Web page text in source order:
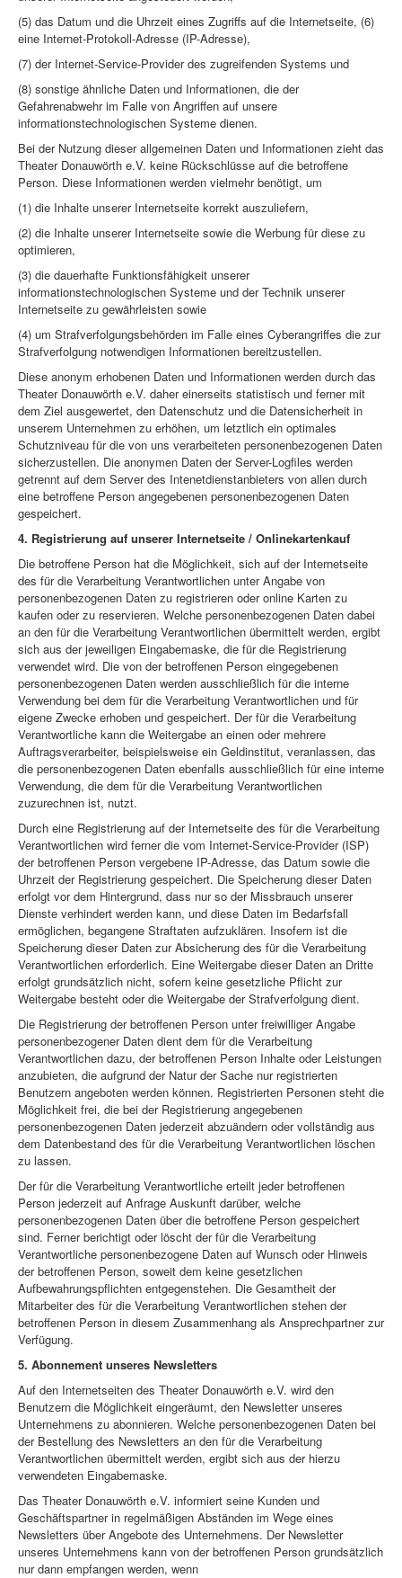
(5) das Datum und die Uhrzeit eines Zugriffs auf die Internetseite, (6)
eine Internet-Protokoll-Adresse (IP-Adresse),
(7) der Internet-Service-Provider des zugreifenden Systems und
(8) sonstige ähnliche Daten und Informationen, die der
Gefahrenabwehr im Falle von Angriffen auf unsere
informationstechnologischen Systeme dienen.
Bei der Nutzung dieser allgemeinen Daten und Informationen zieht das
Theater Donauwörth e.V. keine Rückschlüsse auf die betroffene
Person. Diese Informationen werden vielmehr benötigt, um
(1) die Inhalte unserer Internetseite korrekt auszuliefern,
(2) die Inhalte unserer Internetseite sowie die Werbung für diese zu
optimieren,
(3) die dauerhafte Funktionsfähigkeit unserer
informationstechnologischen Systeme und der Technik unserer
Internetseite zu gewährleisten sowie
(4) um Strafverfolgungsbehörden im Falle eines Cyberangriffes die zur
Strafverfolgung notwendigen Informationen bereitzustellen.
Diese anonym erhobenen Daten und Informationen werden durch das
Theater Donauwörth e.V. daher einerseits statistisch und ferner mit
dem Ziel ausgewertet, den Datenschutz und die Datensicherheit in
unserem Unternehmen zu erhöhen, um letztlich ein optimales
Schutzniveau für die von uns verarbeiteten personenbezogenen Daten
sicherzustellen. Die anonymen Daten der Server-Logfiles werden
getrennt auf dem Server des Intenetdienstanbieters von allen durch
eine betroffene Person angegebenen personenbezogenen Daten
gespeichert.
4. Registrierung auf unserer Internetseite / Onlinekartenkauf
Die betroffene Person hat die Möglichkeit, sich auf der Internetseite
des für die Verarbeitung Verantwortlichen unter Angabe von
personenbezogenen Daten zu registrieren oder online Karten zu
kaufen oder zu reservieren. Welche personenbezogenen Daten dabei
an den für die Verarbeitung Verantwortlichen übermittelt werden, ergibt
sich aus der jeweiligen Eingabemaske, die für die Registrierung
verwendet wird. Die von der betroffenen Person eingegebenen
personenbezogenen Daten werden ausschließlich für die interne
Verwendung bei dem für die Verarbeitung Verantwortlichen und für
eigene Zwecke erhoben und gespeichert. Der für die Verarbeitung
Verantwortliche kann die Weitergabe an einen oder mehrere
Auftragsverarbeiter, beispielsweise ein Geldinstitut, veranlassen, das
die personenbezogenen Daten ebenfalls ausschließlich für eine interne
Verwendung, die dem für die Verarbeitung Verantwortlichen
zuzurechnen ist, nutzt.
Durch eine Registrierung auf der Internetseite des für die Verarbeitung
Verantwortlichen wird ferner die vom Internet-Service-Provider (ISP)
der betroffenen Person vergebene IP-Adresse, das Datum sowie die
Uhrzeit der Registrierung gespeichert. Die Speicherung dieser Daten
erfolgt vor dem Hintergrund, dass nur so der Missbrauch unserer
Dienste verhindert werden kann, und diese Daten im Bedarfsfall
ermöglichen, begangene Straftaten aufzuklären. Insofern ist die
Speicherung dieser Daten zur Absicherung des für die Verarbeitung
Verantwortlichen erforderlich. Eine Weitergabe dieser Daten an Dritte
erfolgt grundsätzlich nicht, sofern keine gesetzliche Pflicht zur
Weitergabe besteht oder die Weitergabe der Strafverfolgung dient.
Die Registrierung der betroffenen Person unter freiwilliger Angabe
personenbezogener Daten dient dem für die Verarbeitung
Verantwortlichen dazu, der betroffenen Person Inhalte oder Leistungen
anzubieten, die aufgrund der Natur der Sache nur registrierten
Benutzern angeboten werden können. Registrierten Personen steht die
Möglichkeit frei, die bei der Registrierung angegebenen
personenbezogenen Daten jederzeit abzuändern oder vollständig aus
dem Datenbestand des für die Verarbeitung Verantwortlichen löschen
zu lassen.
Der für die Verarbeitung Verantwortliche erteilt jeder betroffenen
Person jederzeit auf Anfrage Auskunft darüber, welche
personenbezogenen Daten über die betroffene Person gespeichert
sind. Ferner berichtigt oder löscht der für die Verarbeitung
Verantwortliche personenbezogene Daten auf Wunsch oder Hinweis
der betroffenen Person, soweit dem keine gesetzlichen
Aufbewahrungspflichten entgegenstehen. Die Gesamtheit der
Mitarbeiter des für die Verarbeitung Verantwortlichen stehen der
betroffenen Person in diesem Zusammenhang als Ansprechpartner zur
Verfügung.
5. Abonnement unseres Newsletters
Auf den Internetseiten des Theater Donauwörth e.V. wird den
Benutzern die Möglichkeit eingeräumt, den Newsletter unseres
Unternehmens zu abonnieren. Welche personenbezogenen Daten bei
der Bestellung des Newsletters an den für die Verarbeitung
Verantwortlichen übermittelt werden, ergibt sich aus der hierzu
verwendeten Eingabemaske.
Das Theater Donauwörth e.V. informiert seine Kunden und
Geschäftspartner in regelmäßigen Abständen im Wege eines
Newsletters über Angebote des Unternehmens. Der Newsletter
unseres Unternehmens kann von der betroffenen Person grundsätzlich
nur dann empfangen werden, wenn